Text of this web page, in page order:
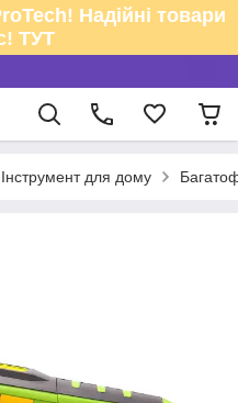
Надійні товари
ТУТ
Інструмент для дому